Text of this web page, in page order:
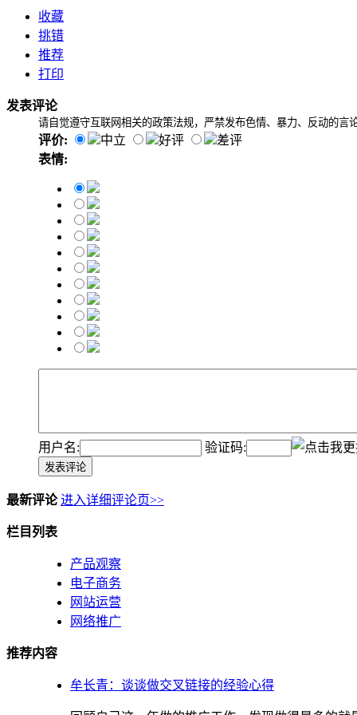
收藏
挑错
推荐
打印
发表评论
请自觉遵守互联网相关的政策法规，严禁发布色情、暴力、反动的言
评价: 中立 好评
差评
表情:
用户名: 验证码:
发表评论
最新评论 进入详细评论页>>
栏目列表
产品观察
电子商务
网站运营
网络推广
推荐内容
牟长青：谈谈做交叉链接的经验心得